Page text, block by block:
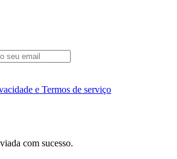
e Termos de serviço
com sucesso.